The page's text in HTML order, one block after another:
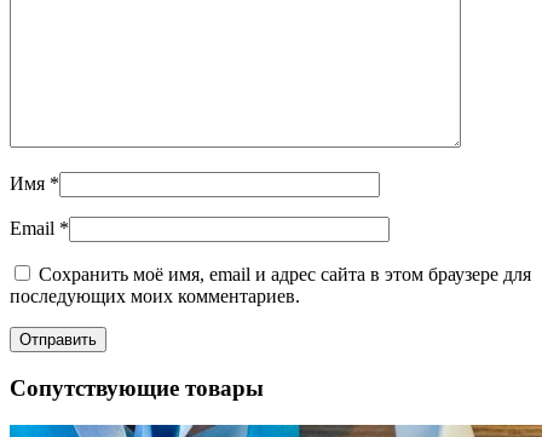
Имя *
Email *
Сохранить моё имя, email и адрес сайта в этом браузере для
последующих моих комментариев.
Сопутствующие товары